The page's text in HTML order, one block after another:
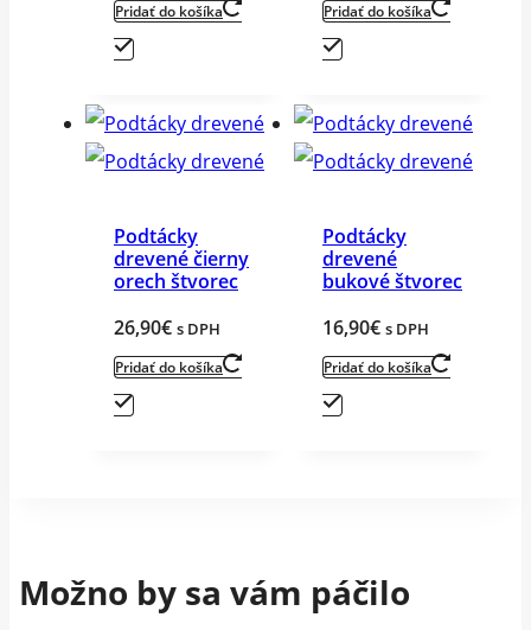
Pridať do košíka Pridať do košíka
Podtácky
drevené čierny
orech štvorec
26,90€ s DPH
Pridať do košíka
Podtácky
drevené
bukové štvorec
16,90€ s DPH
Pridať do košíka
Možno by sa vám páčilo